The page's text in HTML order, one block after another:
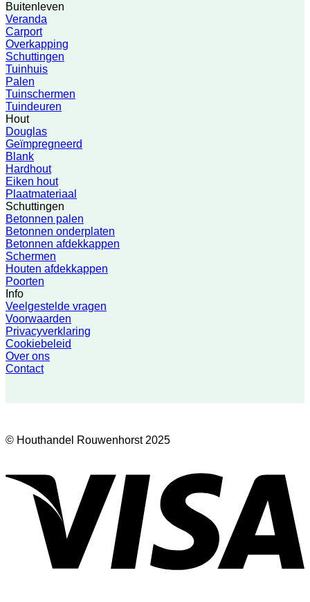
Buitenleven
Veranda
Carport
Overkapping
Schuttingen
Tuinhuis
Palen
Tuinschermen
Tuindeuren
Hout
Douglas
Geïmpregneerd
Blank
Hardhout
Eiken hout
Plaatmateriaal
Schuttingen
Betonnen palen
Betonnen onderplaten
Betonnen afdekkappen
Schermen
Houten afdekkappen
Poorten
Info
Veelgestelde vragen
Voorwaarden
Privacyverklaring
Cookiebeleid
Over ons
Contact
© Houthandel Rouwenhorst 2025